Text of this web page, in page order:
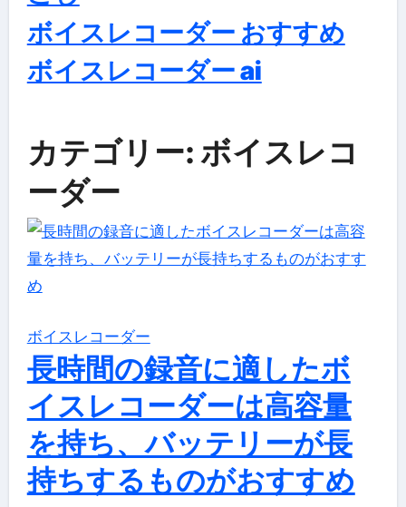
ボイスレコーダー おすすめ
ボイスレコーダー ai
カテゴリー: ボイスレコ
ーダー
ボイスレコーダー
長時間の録音に適したボ
イスレコーダーは高容量
を持ち、バッテリーが長
持ちするものがおすすめ